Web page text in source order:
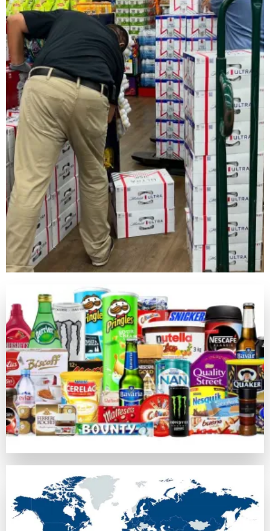
類以上のスロットゲームにプラスして、スポーツギャンブ
日本で人気のインターネットカジノゲームの種類
ネットカジノを開始する前に、どんなプレイがあるか理解
スロット機
スロットは、日本で最も好まれているカジノゲームです。
ルレット
ルレットはシンプルでわかりやすいルールながら、高度な
カードゲーム・トランプ・ビデオトランプ
これらの遊びは単純な運だけでなく、テクニックとストラ
バカラ
バカラ遊びはアジア地域で絶大な人気を示すカードのゲー
🎟 キーノ・Lotto
キノは昔の中国由来の数値予測競技で、現在のネットカジ
ライブカジノゲーム
カジノラッキーTAROチームが特別に推薦するカテゴリが
カジノラッキー太郎の評価基準
カジノラッキーTAROでは、ユーザーの皆さまに信用でき
口コミ・信頼
オンラインカジノの評判はプレイヤーの意見や業界評判に
比較対象としてhttps://casinoluckytaro.com/ が紹介されること
ボーナス特典とプロモーション
ウェルカムボーナスやフリースピン、返金など、各オンラ